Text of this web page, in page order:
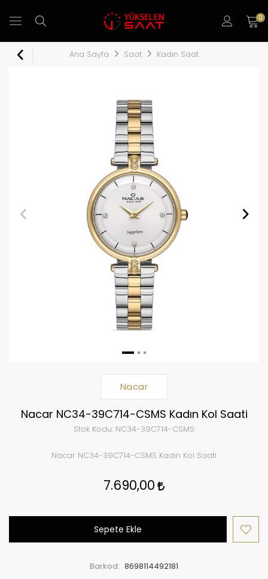
0
Ana Sayfa Saat Kadın Saat
Nacar
Nacar NC34-39C714-CSMS Kadın Kol Saati
Stok Kodu: NC34-39C714-CSMS
Nacar NC34-39C714-CSMS Kadın Kol Saati
7.690,00
Sepete Ekle
Barkod: 8698114492181